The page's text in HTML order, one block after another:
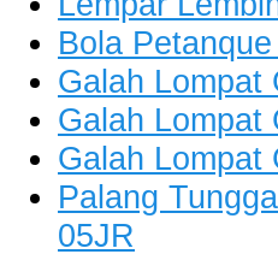
Bola
Galah Lompat
Galah Lompat
Galah Lompat
Palang
05JR